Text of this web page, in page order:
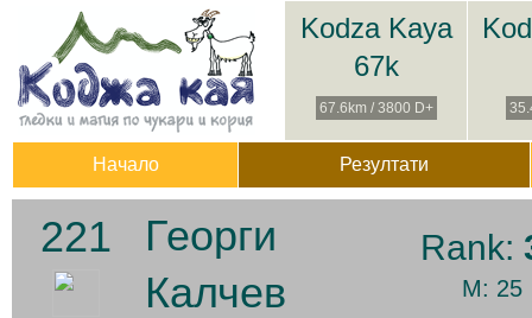
Kodza Kaya
67k
67.6km / 3800 D+
Начало Резултати
221
Георги
Калчев
Rank:
M: 25